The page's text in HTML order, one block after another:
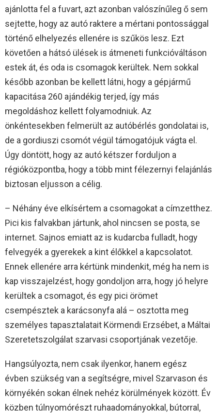
ajánlotta fel a fuvart, azt azonban valószínűleg ő sem
sejtette, hogy az autó raktere a mértani pontossággal
történő elhelyezés ellenére is szűkös lesz. Ezt
követően a hátsó ülések is átmeneti funkcióváltáson
estek át, és oda is csomagok kerültek. Nem sokkal
később azonban be kellett látni, hogy a gépjármű
kapacitása 260 ajándékig terjed, így más
megoldáshoz kellett folyamodniuk. Az
önkéntesekben felmerült az autóbérlés gondolatai is,
de a gordiuszi csomót végül támogatójuk vágta el.
Úgy döntött, hogy az autó kétszer forduljon a
régióközpontba, hogy a több mint félezernyi felajánlás
biztosan eljusson a célig.
– Néhány éve elkísértem a csomagokat a címzetthez.
Pici kis falvakban jártunk, ahol nincsen se posta, se
internet. Sajnos emiatt az is kudarcba fulladt, hogy
felvegyék a gyerekek a kint élőkkel a kapcsolatot.
Ennek ellenére arra kértünk mindenkit, még ha nem is
kap visszajelzést, hogy gondoljon arra, hogy jó helyre
kerültek a csomagot, és egy pici örömet
csempésztek a karácsonyfa alá – osztotta meg
személyes tapasztalatait Körmendi Erzsébet, a Máltai
Szeretetszolgálat szarvasi csoportjának vezetője.
Hangsúlyozta, nem csak ilyenkor, hanem egész
évben szükség van a segítségre, mivel Szarvason és
környékén sokan élnek nehéz körülmények között. Év
közben túlnyomórészt ruhaadományokkal, bútorral,